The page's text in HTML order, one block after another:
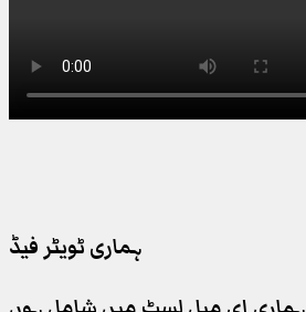
ہماری ٹویٹر فیڈ